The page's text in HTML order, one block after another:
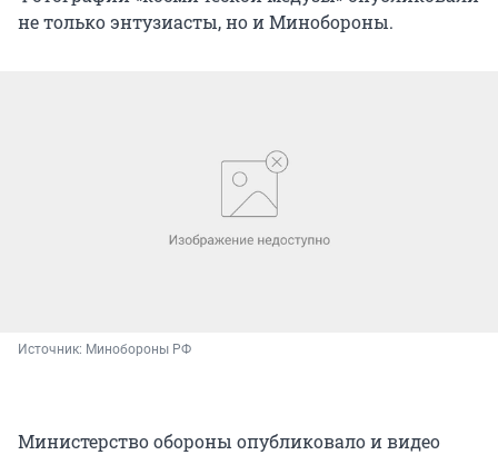
не только энтузиасты, но и Минобороны.
Источник: Минобороны РФ
Министерство обороны опубликовало и видео